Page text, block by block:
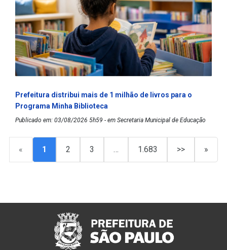
Prefeitura distribui mais de 1 milhão de livros para o
Programa Minha Biblioteca
Publicado em: 03/08/2026 5h59 - em Secretaria Municipal de Educação
« 1 2 3 … 1.683 >> »